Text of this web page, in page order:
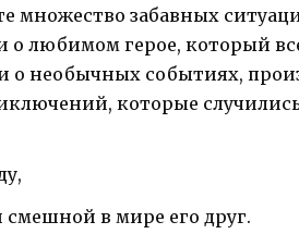
множество забавных
о любимом герое, который
о необычных событиях,
которые
в мире его друг.